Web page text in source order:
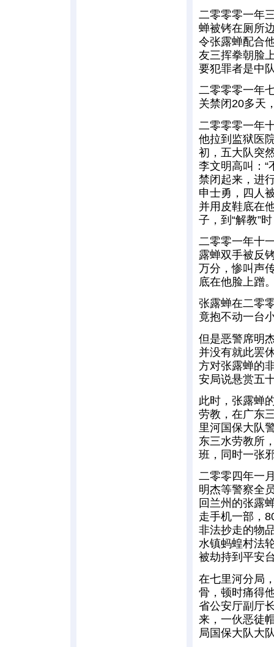
二零零零一年
蝉被铐在厕所
令张露蝉配合
友三挥拳朝脸
要犯罪者是中
二零零零一年
关禁闭20多天
二零零零一年
他拉到监狱医
初，五大队突
李文明高叫：“
禁闭起来，进
申士勇，四人
并用皮鞋底在
子，到“解教”
二零零一年十
露蝉双手被反
万分，惨叫声
底在他脸上蹭
张露蝉在二零
竟抱不动一台
但是恶警席明
并没有就此罢
方对张露蝉的
安局说悬赏五
此时，张露蝉
劳教，在广东
里河国保大队
东三水劳教所
班，同时一张
二零零四年一
明杰等警察全
回兰州的张露
走手机一部，
非法抄走的物
水镇蚂蝗村法
被劫持到平安
在七里河分局
骨，顿时痛得
省公安厅副厅
来，一伙恶徒
局国保大队大